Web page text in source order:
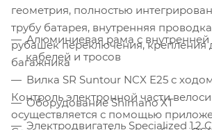
геометрия, полностью
трубу батарея, внутренняя
рубашек переключения, крепления
багажника
Контроль электронной части
осуществляется с помощью
Алюминиевая рама с
кабелей и тросов
Вилка SR Suntour NCX E25 с
Оборудование Shimano XT
Электродвигатель Specialized 1.2